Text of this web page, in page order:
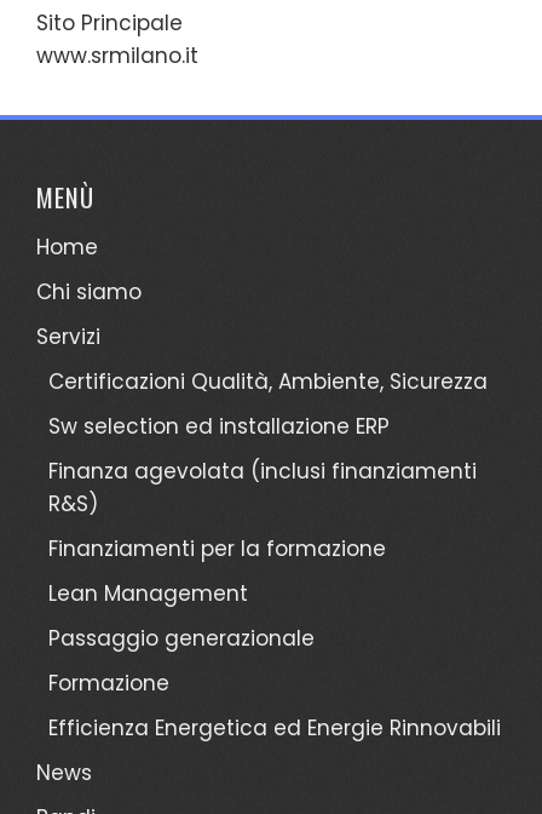
Sito Principale
www.srmilano.it
MENÙ
Home
Chi siamo
Servizi
Certificazioni Qualità, Ambiente, Sicurezza
Sw selection ed installazione ERP
Finanza agevolata (inclusi finanziamenti
R&S)
Finanziamenti per la formazione
Lean Management
Passaggio generazionale
Formazione
Efficienza Energetica ed Energie Rinnovabili
News